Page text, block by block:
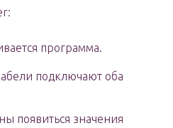
программа.
подключают оба
появиться значения